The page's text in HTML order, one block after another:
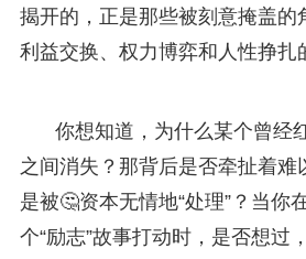
揭开的，正是那些被刻意掩盖的
利益交换、权力博弈和人性挣扎
你想知道，为什么某个曾经
之间消失？那背后是否牵扯着难
是被🤔资本无情地“处理”？当你
个“励志”故事打动时，是否想过